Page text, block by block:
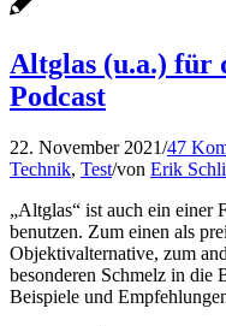
Altglas (u.a.) für
Podcast
22. November 2021/47
Technik, Test/von Erik
„Altglas“ ist auch ein
benutzen. Zum einen als
Objektivalternative, zum
besonderen Schmelz in die
Beispiele und